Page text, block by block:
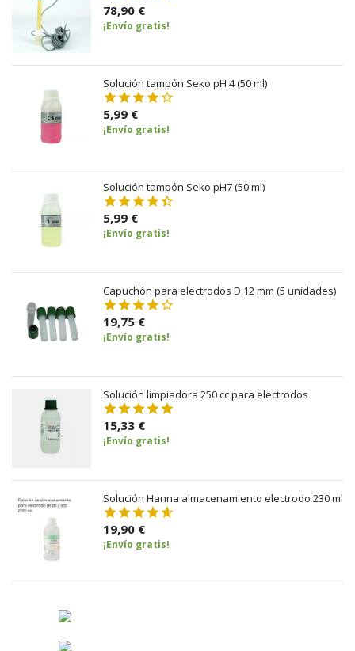
78,90 €
¡Envío gratis!
Solución tampón Seko pH 4 (50 ml)
5,99 €
¡Envío gratis!
Solución tampón Seko pH7 (50 ml)
5,99 €
¡Envío gratis!
Capuchón para electrodos D.12 mm (5 unidades)
19,75 €
¡Envío gratis!
Solución limpiadora 250 cc para electrodos
15,33 €
¡Envío gratis!
Solución Hanna almacenamiento electrodo 230 ml
19,90 €
¡Envío gratis!